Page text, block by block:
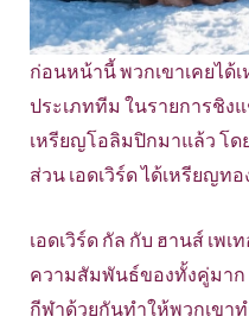
ก่อนหน้านี้ พวกเขาเคยไ
ประเภททีม ในรายการชิง
เหรียญโอลิมปิกมาแล้ว โด
ส่วน เอดเวิร์ด ได้เหรียญทอ
เอดเวิร์ด กัล กับ ฮานส์ เพ
ความสัมพันธ์ของทั้งคู่มาก
กีฬาด้วยกันทำให้พวกเขา